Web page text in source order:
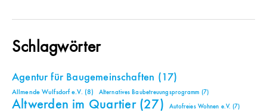
Schlagwörter
Agentur für Baugemeinschaften (17)
Allmende Wulfsdorf e.V. (8) Alternatives Baubetreuungsprogramm (7)
Altwerden im Quartier(27) Autofreies Wohnen e.V. (7)